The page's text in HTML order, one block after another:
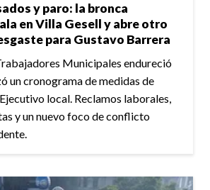
y paro: la bronca
en Villa Gesell y abre otro
para Gustavo Barrera
Municipales endureció
un cronograma de medidas de
local. Reclamos laborales,
y un nuevo foco de conflicto